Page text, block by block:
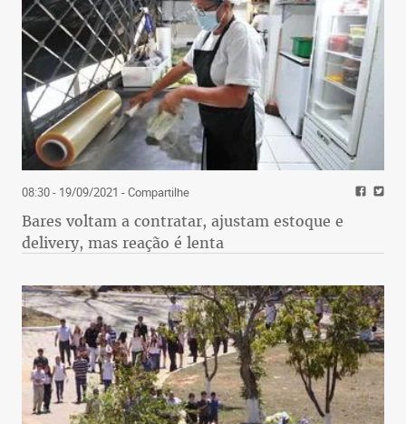
08:30 - 19/09/2021 - Compartilhe
Bares voltam a contratar, ajustam estoque e
delivery, mas reação é lenta